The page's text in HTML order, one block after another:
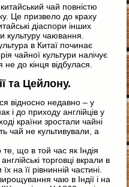
чай повністю
Це призвело до краху
діаспори інших
культуру чаювання.
в Китаї починає
чайної культури налічує
не до кінця відбулася.
та Цейлону.
відносно недавно – у
і до приходу англійців у
країни зростали чайні
чай не культивували, а
що в той час як Індія
торговці вкрали в
на її рівнинній частині.
чаю в Індії і на